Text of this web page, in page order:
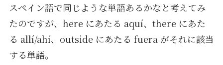
スペイン語で同じような単語あるかなと考えてみ
たのですが、here にあたる aquí、there にあた
る allí/ahí、outside にあたる fuera がそれに該当
する単語。